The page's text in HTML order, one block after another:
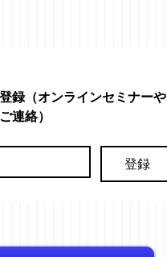
録（オンラインセミナーや
連絡）
登録